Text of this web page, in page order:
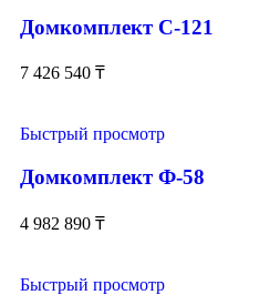
Домкомплект С-121
7 426 540 ₸
Быстрый просмотр
Домкомплект Ф-58
4 982 890 ₸
Быстрый просмотр